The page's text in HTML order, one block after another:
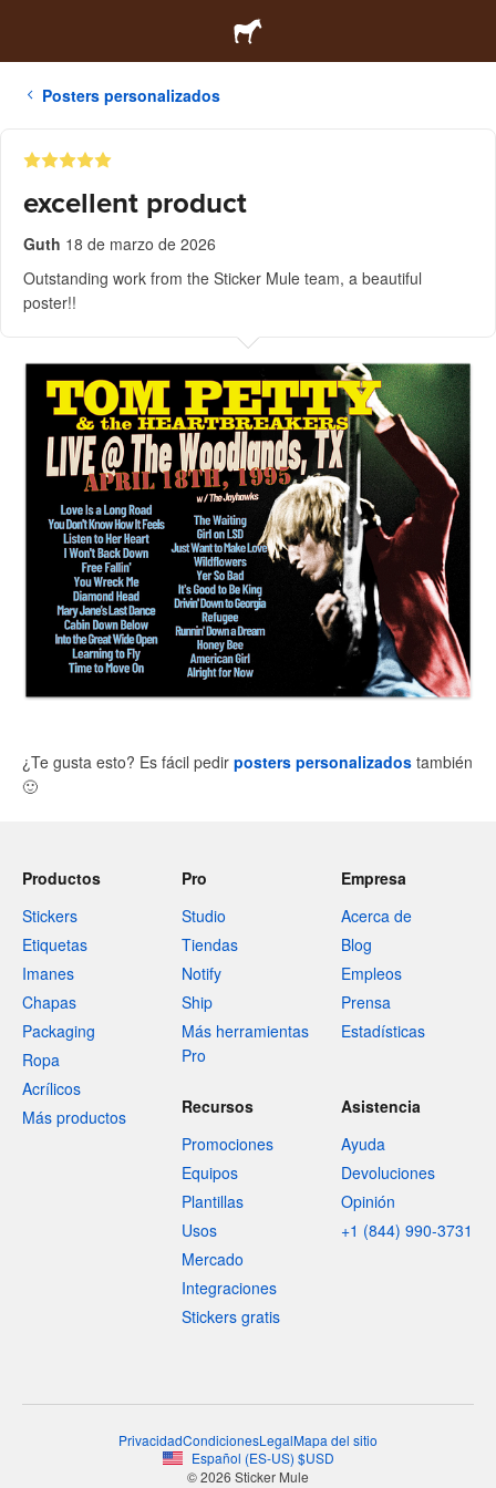
Posters personalizados
excellent product
Guth 18 de marzo de 2026
Outstanding work from the Sticker Mule team, a beautiful
poster!!
¿Te gusta esto? Es fácil pedir posters personalizados también
🙂
Productos
Stickers
Etiquetas
Imanes
Chapas
Packaging
Ropa
Acrílicos
Más productos
Pro
Studio
Tiendas
Notify
Ship
Más herramientas
Pro
Empresa
Acerca de
Blog
Empleos
Prensa
Estadísticas
Recursos
Promociones
Equipos
Plantillas
Usos
Mercado
Integraciones
Stickers gratis
Asistencia
Ayuda
Devoluciones
Opinión
+1 (844) 990-3731
PrivacidadCondicionesLegalMapa del sitio
Español (ES-US) $USD
© 2026 Sticker Mule